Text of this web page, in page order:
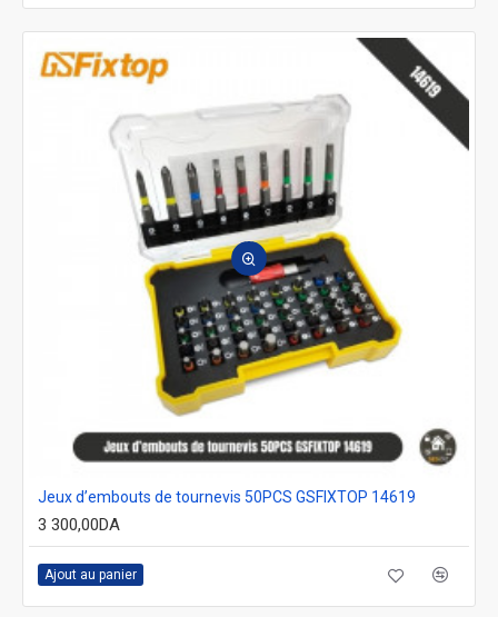
Jeux d’embouts de tournevis 50PCS GSFIXTOP 14619
3 300,00DA
Ajout au panier